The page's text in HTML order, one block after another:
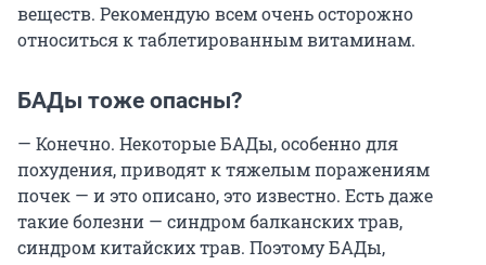
веществ. Рекомендую всем очень осторожно
относиться к таблетированным витаминам.
БАДы тоже опасны?
— Конечно. Некоторые БАДы, особенно для
похудения, приводят к тяжелым поражениям
почек — и это описано, это известно. Есть даже
такие болезни — синдром балканских трав,
синдром китайских трав. Поэтому БАДы,